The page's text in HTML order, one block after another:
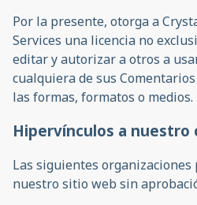
Por la presente, otorga a
Services una licencia no
editar y autorizar a otros a
cualquiera de sus
las formas, formatos o medios.
Hipervínculos a nuestro
Las siguientes
nuestro sitio web sin